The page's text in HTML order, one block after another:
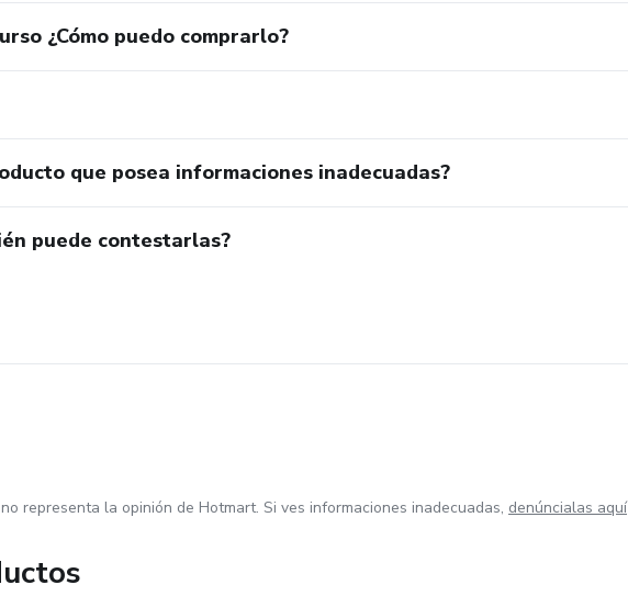
¿Cómo puedo comprarlo?
que posea informaciones inadecuadas?
puede contestarlas?
representa la opinión de Hotmart. Si ves informaciones inadecuadas, denúncialas aquí